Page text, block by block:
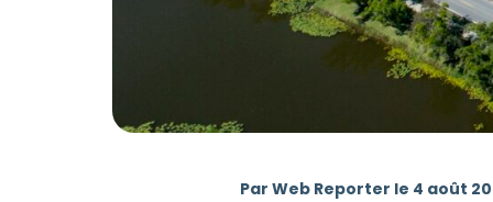
Par Web Reporter le 4 août